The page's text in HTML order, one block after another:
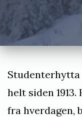
a
n
u
a
1
Studenterhytta
helt siden
fra hverdagen,